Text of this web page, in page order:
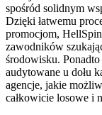
spośród solidnym
Dzięki łatwemu
promocjom,
zawodników
środowisku.
audytowane u dołu
agencje, jakie
całkowicie losowe i